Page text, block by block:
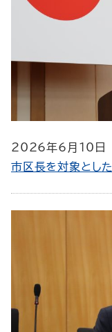
2026年6月10日
市区長を対象とした